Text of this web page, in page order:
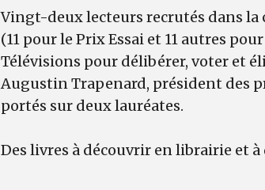
Vingt-deux lecteurs recrutés dans la
(11 pour le Prix Essai et 11 autres
Télévisions pour délibérer, voter et
Augustin Trapenard, président des
portés sur deux lauréates.
Des livres à découvrir en librairie et